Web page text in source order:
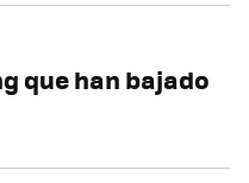
que han bajado